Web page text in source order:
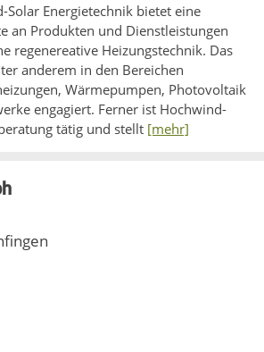
Solar Energietechnik bietet eine
an Produkten und Dienstleistungen
regenereative Heizungstechnik. Das
anderem in den Bereichen
Wärmepumpen, Photovoltaik
engagiert. Ferner ist Hochwind-
tätig und stellt [mehr]